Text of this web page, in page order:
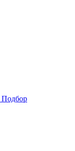
Подбор